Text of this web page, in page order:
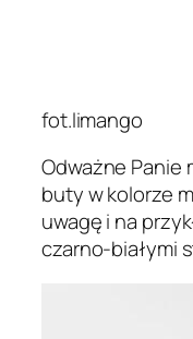
fot.limango
Odważne Panie
buty w kolorze
uwagę i na
czarno-białymi